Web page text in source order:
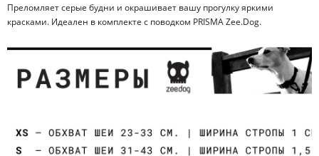
Преломляет серые будни и окрашивает вашу прогулку яркими
красками. Идеален в комплекте с поводком PRISMA Zee.Dog.